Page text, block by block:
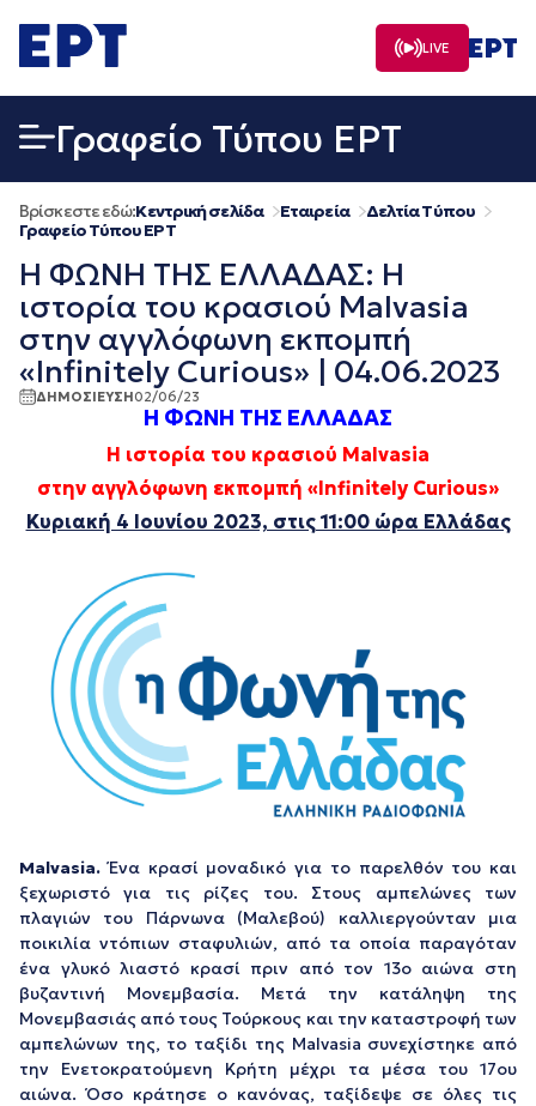
σε
περιεχόμενο
LIVE
Γραφείο Τύπου ΕΡΤ
Βρίσκεστε εδώ:Κεντρική σελίδα Εταιρεία
Δελτία Τύπου
Γραφείο Τύπου ΕΡΤ
Η ΦΩΝΗ ΤΗΣ ΕΛΛΑΔΑΣ: Η
ιστορία του κρασιού Malvasia
στην αγγλόφωνη εκπομπή
«Infinitely Curious» | 04.06.2023
ΔΗΜΟΣΙΕΥΣΗ02/06/23
Η ΦΩΝΗ ΤΗΣ ΕΛΛΑΔΑΣ
Η ιστορία του κρασιού Malvasia
στην αγγλόφωνη εκπομπή «Infinitely Curious»
Κυριακή 4 Ιουνίου 2023, στις 11:00 ώρα Ελλάδας
Malvasia. Ένα κρασί μοναδικό για το παρελθόν του και
ξεχωριστό για τις ρίζες του. Στους αμπελώνες των
πλαγιών του Πάρνωνα (Μαλεβού) καλλιεργούνταν μια
ποικιλία ντόπιων σταφυλιών, από τα οποία παραγόταν
ένα γλυκό λιαστό κρασί πριν από τον 13ο αιώνα στη
βυζαντινή Μονεμβασία. Μετά την κατάληψη της
Μονεμβασιάς από τους Τούρκους και την καταστροφή των
αμπελώνων της, το ταξίδι της Malvasia συνεχίστηκε από
την Ενετοκρατούμενη Κρήτη μέχρι τα μέσα του 17ου
αιώνα. Όσο κράτησε ο κανόνας, ταξίδεψε σε όλες τις